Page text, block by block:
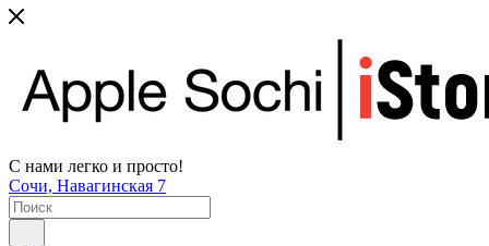
С нами легко и просто!
Сочи, Навагинская 7